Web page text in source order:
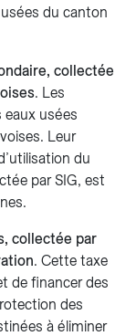
du canton
collectée
. Les
eaux usées
Leur
du
par SIG, est
collectée par
. Cette taxe
de financer des
des
à éliminer